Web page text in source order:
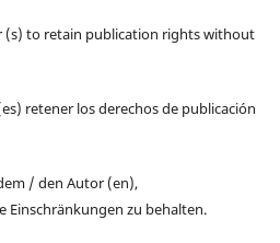
(s) to retain publication rights without
retener los derechos de publicación
/ den Autor (en),
Einschränkungen zu behalten.